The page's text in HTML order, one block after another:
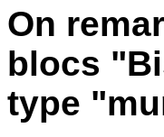
On
blocs
type